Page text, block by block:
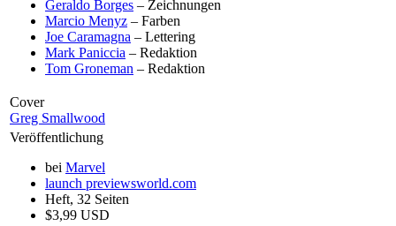
Geraldo Borges – Zeichnungen
Marcio Menyz – Farben
Joe Caramagna – Lettering
Mark Paniccia – Redaktion
Tom Groneman – Redaktion
Cover
Greg Smallwood
Veröffentlichung
bei Marvel
launch previewsworld.com
Heft, 32 Seiten
$3,99 USD